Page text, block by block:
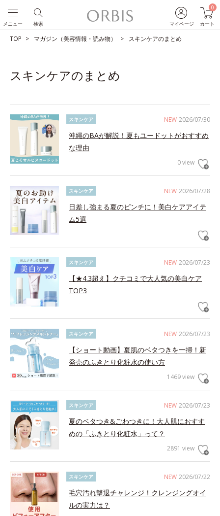
マイページ
0
カート
検索
メニュー
TOP マガジン（美容情報・読み物） スキンケアのまとめ
スキンケアのまとめ
NEW 2026/07/30
スキンケア
沖縄のBAが解説！夏もユードットがおすすめ
な理由
0 view
NEW 2026/07/28
スキンケア
日差し強まる夏のピンチに！美白ケアアイテ
ム5選
NEW 2026/07/23
スキンケア
【★4.3超え】クチコミで大人気の美白ケア
TOP3
NEW 2026/07/23
スキンケア
【ショート動画】夏肌のベタつきを一掃！新
発売のふきとり化粧水の使い方
1469 view
NEW 2026/07/23
スキンケア
夏のベタつき&ごわつきに！大人肌におすす
めの「ふきとり化粧水」って？
2891 view
NEW 2026/07/22
スキンケア
毛穴汚れ撃退チャレンジ！クレンジングオイ
ルの実力は？